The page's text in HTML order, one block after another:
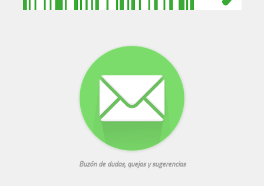
Buzón de dudas, quejas y sugerencias